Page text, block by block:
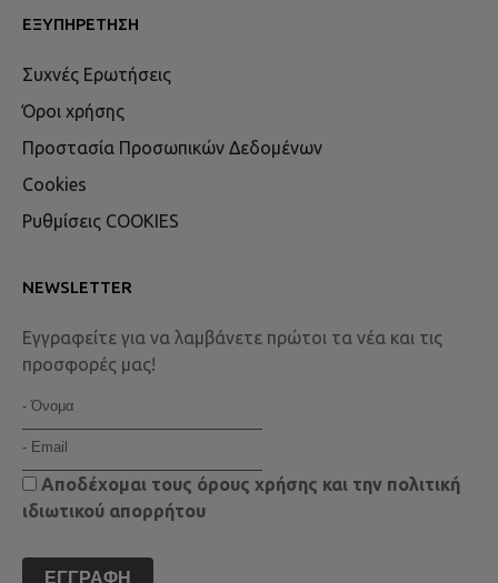
ΕΞΥΠΗΡΈΤΗΣΗ
Συχνές Ερωτήσεις
Όροι χρήσης
Προστασία Προσωπικών Δεδομένων
Cookies
Ρυθμίσεις COOKIES
NEWSLETTER
Εγγραφείτε για να λαμβάνετε πρώτοι τα νέα και τις
προσφορές μας!
Αποδέχομαι τους όρους χρήσης και την πολιτική
ιδιωτικού απορρήτου
ΕΓΓΡΑΦΉ